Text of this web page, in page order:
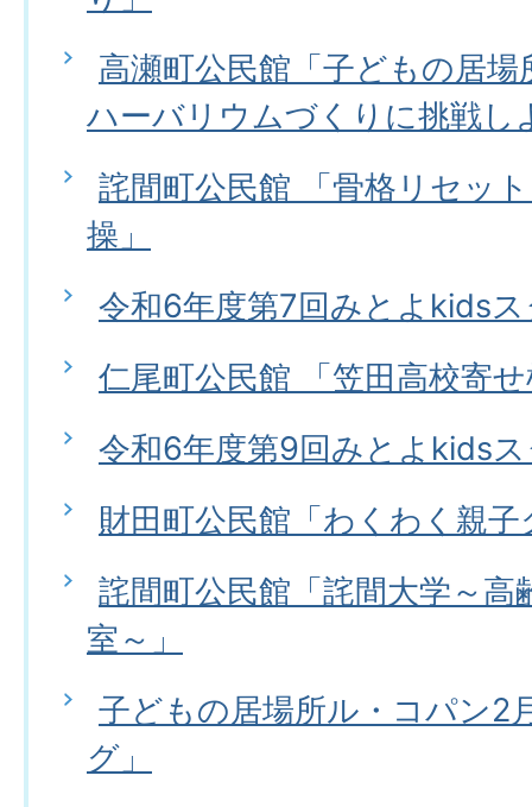
高瀬町公民館「子どもの居
ハーバリウムづくりに挑戦し
詫間町公民館 「骨格リセッ
操」
令和6年度第7回みとよkids
仁尾町公民館 「笠田高校寄
令和6年度第9回みとよkids
財田町公民館「わくわく親
詫間町公民館「詫間大学～高
室～」
子どもの居場所ル・コパン2
グ」